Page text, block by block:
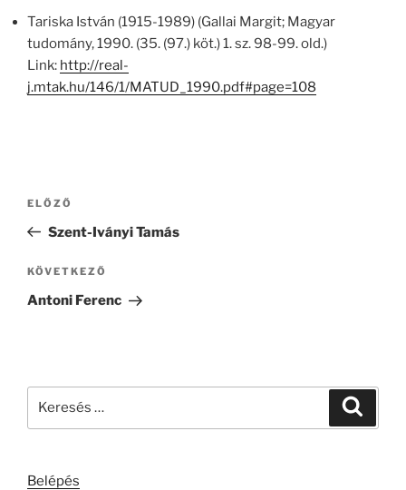
Tariska István (1915-1989) (Gallai Margit; Magyar
tudomány, 1990. (35. (97.) köt.) 1. sz. 98-99. old.)
Link: http://real-
j.mtak.hu/146/1/MATUD_1990.pdf#page=108
Bejegyzés
Korábbi
bejegyzés
ELŐZŐ
Szent-Iványi Tamás
Következő
bejegyzés
KÖVETKEZŐ
Antoni Ferenc
Belépés